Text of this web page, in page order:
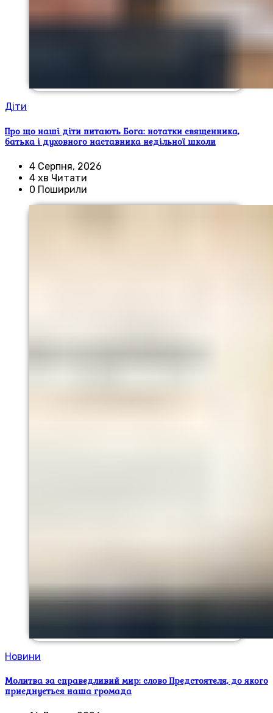
Діти
Про що наші діти питають Бога: нотатки священника,
батька і духовного наставника недільної школи
4 Серпня, 2026
4 хв Читати
0 Поширили
Новини
Молитва за справедливий мир: слово Предстоятеля, до якого
приєднується наша громада